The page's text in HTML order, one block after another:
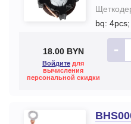
bq: 4pcs;
18.00 BYN
Войдите для
вычисления
персональной скидки
-